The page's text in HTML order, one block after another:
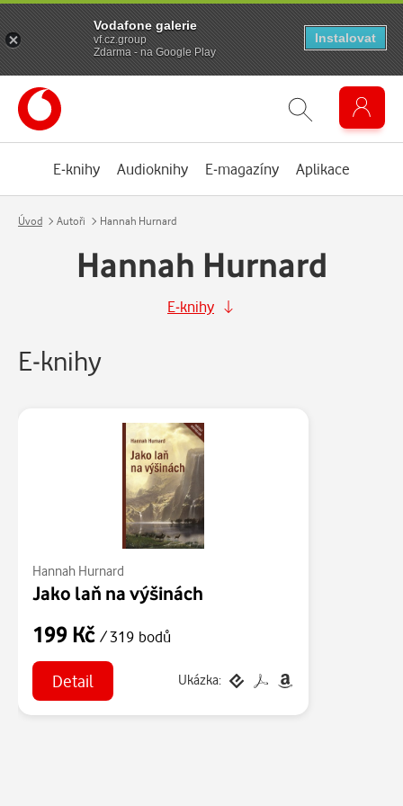
E-knihy Audioknihy E-magazíny Aplikace
Úvod Autoři Hannah Hurnard
Hannah Hurnard
E-knihy
E-knihy
Hannah Hurnard
Jako laň na výšinách
199 Kč / 319 bodů
Detail Ukázka:
Vodafone galerie
vf.cz.group
Zdarma - na Google Play
Instalovat